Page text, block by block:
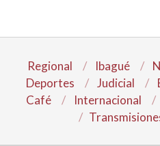
Regional Ibagué
Deportes
Judicial
Café
Internacional